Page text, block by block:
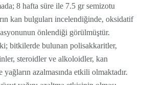
8 hafta süre ile 7.5 gr semizotu
kan bulguları incelendiğinde, oksidatif
önlendiği görülmüştür.
bitkilerde bulunan polisakkaritler,
steroidler ve alkoloidler, kan
azalmasında etkili olmaktadır.